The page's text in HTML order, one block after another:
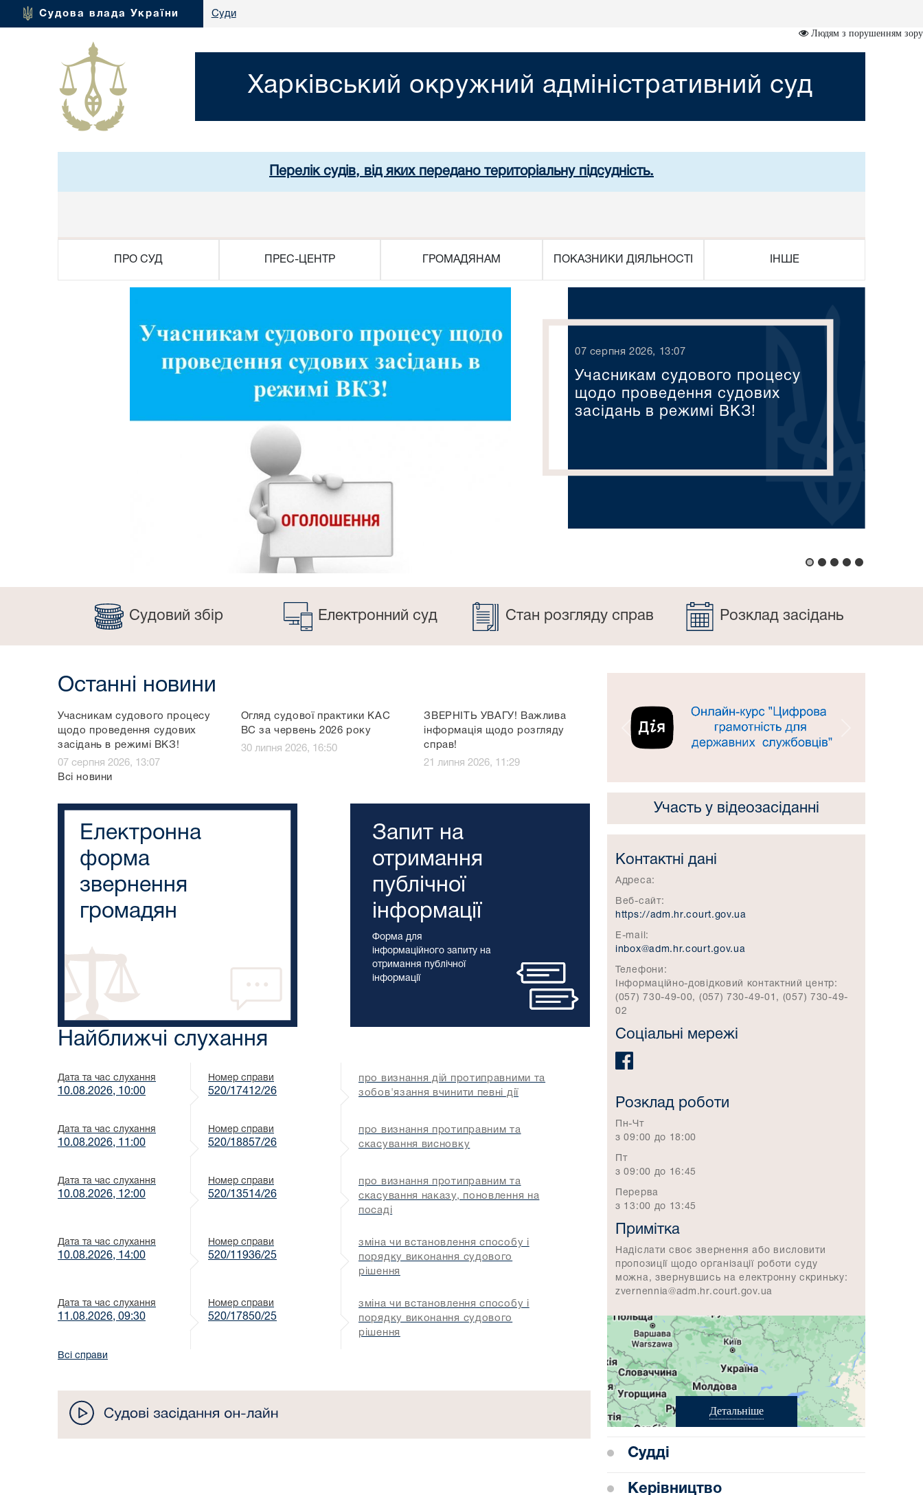
Судова влада України Суди
Людям з порушенням зору
Харківський окружний адміністративний суд
Перелік судів, від яких передано територіальну підсудність.
ПРО СУД ПРЕС-ЦЕНТР ГРОМАДЯНАМ ПОКАЗНИКИ ДІЯЛЬНОСТІ ІНШЕ
07 серпня 2026, 13:07
Учасникам судового процесу
щодо проведення судових
засідань в режимі ВКЗ!
Судовий збір Електронний суд Стан розгляду справ Розклад засідань
Останні новини
Учасникам судового процесу
щодо проведення судових
засідань в режимі ВКЗ!
07 серпня 2026, 13:07
Огляд судової практики КАС
ВС за червень 2026 року
30 липня 2026, 16:50
ЗВЕРНІТЬ УВАГУ! Важлива
інформація щодо розгляду
справ!
21 липня 2026, 11:29
Всі новини
Електронна
форма
звернення
громадян
Запит на
отримання
публічної
інформації
Форма для
інформаційного запиту на
отримання публічної
інформації
Найближчі слухання
Дата та час слухання
10.08.2026, 10:00
Номер справи
520/17412/26
про визнання дій протиправними та
зобов'язання вчинити певні дії
Дата та час слухання
10.08.2026, 11:00
Номер справи
520/18857/26
про визнання протиправним та
скасування висновку
Дата та час слухання
10.08.2026, 12:00
Номер справи
520/13514/26
про визнання протиправним та
скасування наказу, поновлення на
посаді
Дата та час слухання
10.08.2026, 14:00
Номер справи
520/11936/25
зміна чи встановлення способу і
порядку виконання судового
рішення
Дата та час слухання
11.08.2026, 09:30
Номер справи
520/17850/25
зміна чи встановлення способу і
порядку виконання судового
рішення
Всі справи
Попередній
Участь у відеозасіданні
Контактні дані
Адреса:
Веб-сайт:
https://adm.hr.court.gov.ua
E-mail:
inbox@adm.hr.court.gov.ua
Телефони:
Інформаційно-довідковий контактний центр:
(057) 730-49-00, (057) 730-49-01, (057) 730-49-
02
Соціальні мережі
Розклад роботи
Пн-Чт
з 09:00 до 18:00
Пт
з 09:00 до 16:45
Перерва
з 13:00 до 13:45
Примітка
Надіслати своє звернення або висловити
пропозиції щодо організації роботи суду
можна, звернувшись на електронну скриньку:
zvernennia@adm.hr.court.gov.ua
Детальніше
Судді
Керівництво